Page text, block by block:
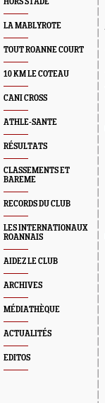
LA MABLYROTE
TOUT ROANNE COURT
10 KM LE COTEAU
CANI CROSS
ATHLE-SANTE
RÉSULTATS
CLASSEMENTS ET
BAREME
RECORDS DU CLUB
LES INTERNATIONAUX
ROANNAIS
AIDEZ LE CLUB
ARCHIVES
MÉDIATHÈQUE
ACTUALITÉS
EDITOS